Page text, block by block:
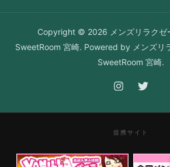
Copyright © 2026 メンズリラクゼ
SweetRoom 宮崎. Powered by メンズリ
SweetRoom 宮崎.
提携サイト